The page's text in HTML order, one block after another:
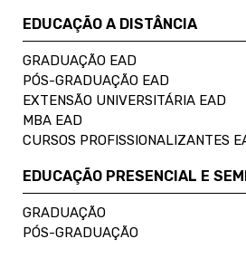
EDUCAÇÃO A DISTÂNCIA
GRADUAÇÃO EAD
PÓS-GRADUAÇÃO EAD
EXTENSÃO UNIVERSITÁRIA EAD
MBA EAD
CURSOS PROFISSIONALIZANTES
EDUCAÇÃO PRESENCIAL E
GRADUAÇÃO
PÓS-GRADUAÇÃO